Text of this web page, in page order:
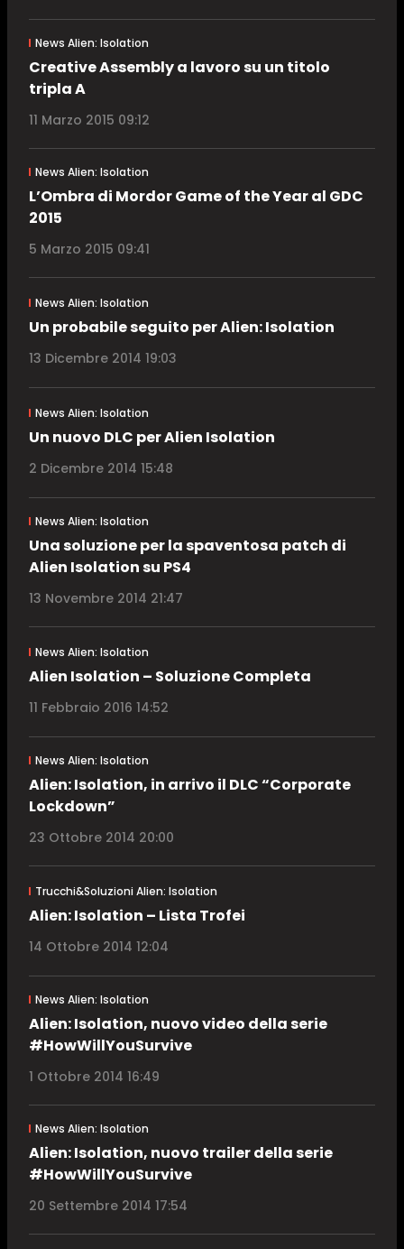
News Alien: Isolation
Creative Assembly a lavoro su un titolo
tripla A
11 Marzo 2015 09:12
News Alien: Isolation
L’Ombra di Mordor Game of the Year al GDC
2015
5 Marzo 2015 09:41
News Alien: Isolation
Un probabile seguito per Alien: Isolation
13 Dicembre 2014 19:03
News Alien: Isolation
Un nuovo DLC per Alien Isolation
2 Dicembre 2014 15:48
News Alien: Isolation
Una soluzione per la spaventosa patch di
Alien Isolation su PS4
13 Novembre 2014 21:47
News Alien: Isolation
Alien Isolation – Soluzione Completa
11 Febbraio 2016 14:52
News Alien: Isolation
Alien: Isolation, in arrivo il DLC “Corporate
Lockdown”
23 Ottobre 2014 20:00
Trucchi&Soluzioni Alien: Isolation
Alien: Isolation – Lista Trofei
14 Ottobre 2014 12:04
News Alien: Isolation
Alien: Isolation, nuovo video della serie
#HowWillYouSurvive
1 Ottobre 2014 16:49
News Alien: Isolation
Alien: Isolation, nuovo trailer della serie
#HowWillYouSurvive
20 Settembre 2014 17:54